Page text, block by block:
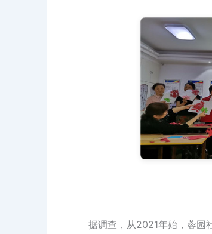
据调查，从2021年始，蓉园社